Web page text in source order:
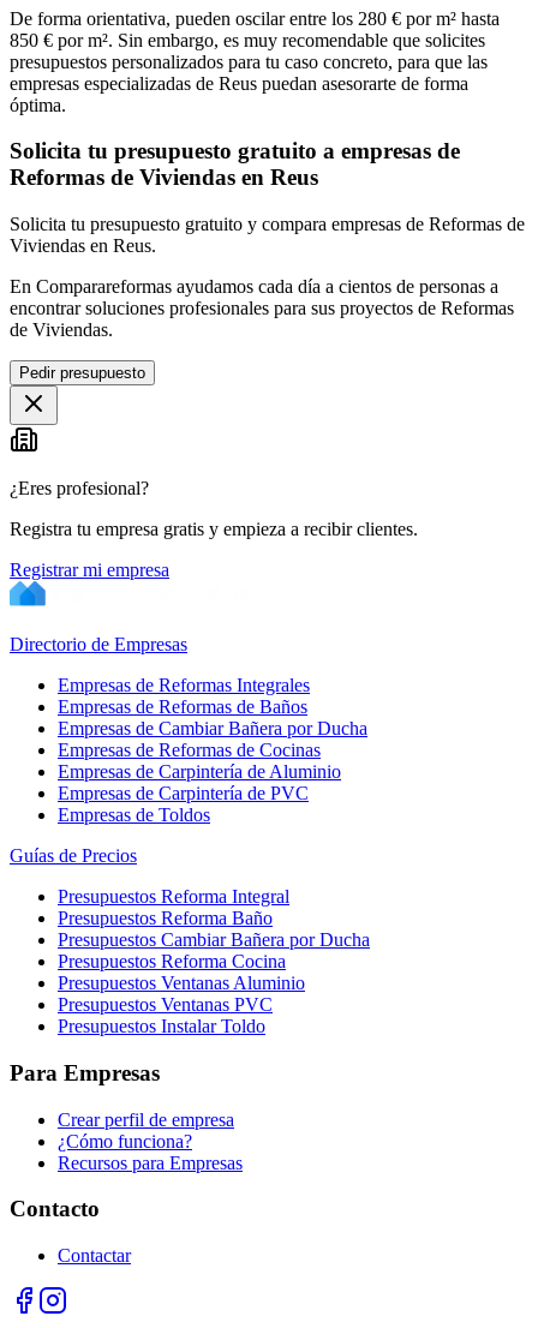
De forma orientativa, pueden oscilar entre los 280 € por m² hasta
850 € por m². Sin embargo, es muy recomendable que solicites
presupuestos personalizados para tu caso concreto, para que las
empresas especializadas de Reus puedan asesorarte de forma
óptima.
Solicita tu presupuesto gratuito a empresas de
Reformas de Viviendas en Reus
Solicita tu presupuesto gratuito y compara empresas de Reformas de
Viviendas en Reus.
En Comparareformas ayudamos cada día a cientos de personas a
encontrar soluciones profesionales para sus proyectos de Reformas
de Viviendas.
Pedir presupuesto
¿Eres profesional?
Registra tu empresa gratis y empieza a recibir clientes.
Registrar mi empresa
Directorio de Empresas
Empresas de Reformas Integrales
Empresas de Reformas de Baños
Empresas de Cambiar Bañera por Ducha
Empresas de Reformas de Cocinas
Empresas de Carpintería de Aluminio
Empresas de Carpintería de PVC
Empresas de Toldos
Guías de Precios
Presupuestos Reforma Integral
Presupuestos Reforma Baño
Presupuestos Cambiar Bañera por Ducha
Presupuestos Reforma Cocina
Presupuestos Ventanas Aluminio
Presupuestos Ventanas PVC
Presupuestos Instalar Toldo
Para Empresas
Crear perfil de empresa
¿Cómo funciona?
Recursos para Empresas
Contacto
Contactar